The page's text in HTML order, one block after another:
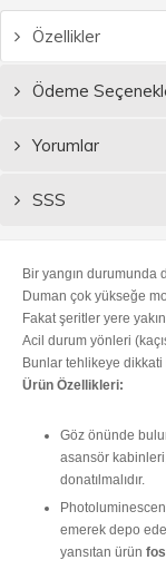
Özellikler
Ödeme
Yorumlar
SSS
Bir yangın durumunda
Duman çok yükseğe
Fakat şeritler yere
Acil durum yönleri
Bunlar tehlikeye
Ürün Özellikleri:
Göz önünde
asansör
donatılmalıdır.
emerek depo
yansıtan ürün